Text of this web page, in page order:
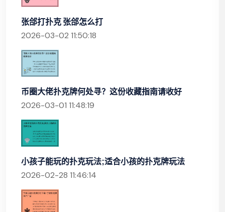
张郃打扑克 张郃怎么打
2026-03-02 11:50:18
币圈大佬扑克牌何处寻？这份收藏指南请收好
2026-03-01 11:48:19
小孩子能玩的扑克玩法;适合小孩的扑克牌玩法
2026-02-28 11:46:14